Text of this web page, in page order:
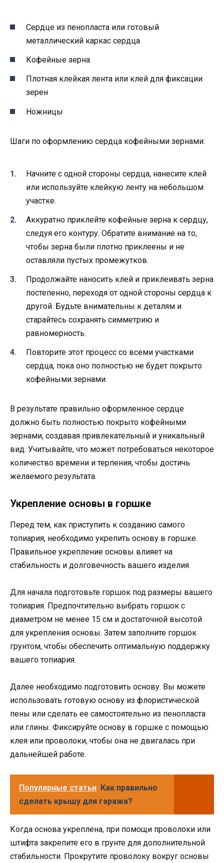
Сердце из пенопласта или готовый
металлический каркас сердца
Кофейные зерна
Плотная клейкая лента или клей для фиксации
зерен
Ножницы
Шаги по оформлению сердца кофейными зернами:
Начните с одной стороны сердца, нанесите клей
или используйте клейкую ленту на небольшом
участке.
Аккуратно приклейте кофейные зерна к сердцу,
следуя его контуру. Обратите внимание на то,
чтобы зерна были плотно приклеены и не
оставляли пустых промежутков.
Продолжайте наносить клей и приклеивать зерна
постепенно, переходя от одной стороны сердца к
другой. Будьте внимательны к деталям и
старайтесь сохранять симметрию и
равномерность.
Повторите этот процесс со всеми участками
сердца, пока оно полностью не будет покрыто
кофейными зернами.
В результате правильно оформленное сердце
должно быть полностью покрыто кофейными
зернами, создавая привлекательный и уникальный
вид. Учитывайте, что может потребоваться некоторое
количество времени и терпения, чтобы достичь
желаемого результата.
Укрепление основы в горшке
Перед тем, как приступить к созданию самого
топиария, необходимо укрепить основу в горшке.
Правильное укрепление основы влияет на
стабильность и долговечность вашего изделия.
Для начала подготовьте горшок под размеры вашего
топиария. Предпочтительно выбрать горшок с
диаметром не менее 15 см и достаточной высотой
для укрепления основы. Затем заполните горшок
грунтом, чтобы обеспечить оптимальную поддержку
вашего топиария.
Далее необходимо подготовить основу. Вы можете
использовать готовую основу из флористической
пены или сделать ее самостоятельно из пенопласта
или глины. Фиксируйте основу в горшке с помощью
клея или проволоки, чтобы она не двигалась при
дальнейшей работе.
Популярные статьи Как правильно
сделать крышу для гаража?
Когда основа укреплена, при помощи проволоки или
штифта закрепите его в грунте для дополнительной
стабильности. Прокрутите проволоку вокруг основы